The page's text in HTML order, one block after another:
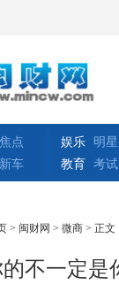
焦点
新车
娱乐 明星
教育
考试
> 闽财网 > 微商 > 正文
不一定是